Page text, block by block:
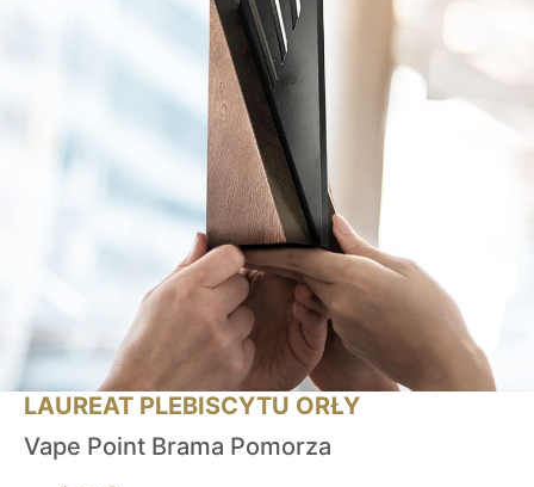
LAUREAT PLEBISCYTU ORŁY
Vape Point Brama Pomorza